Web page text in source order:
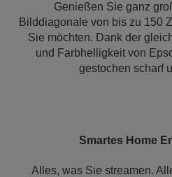
Genießen Sie ganz
Bilddiagonale von bis zu 150
Sie möchten. Dank der
und Farbhelligkeit von
gestochen scharf
Smartes Home
Alles, was Sie streamen.